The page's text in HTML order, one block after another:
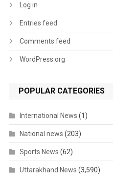
Log in
Entries feed
Comments feed
WordPress.org
POPULAR CATEGORIES
International News (1)
National news (203)
Sports News (62)
Uttarakhand News (3,590)